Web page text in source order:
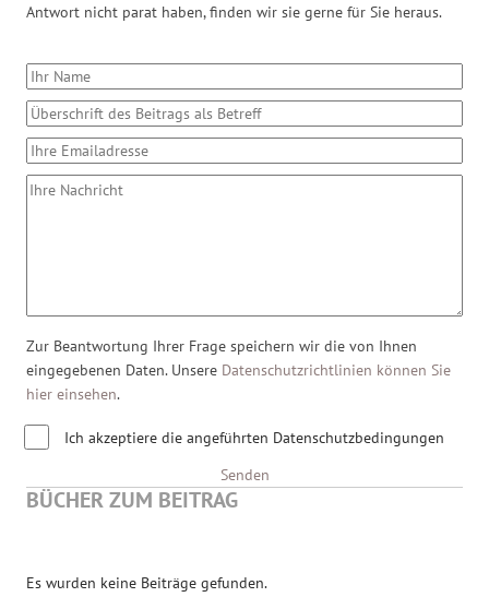
Antwort nicht parat haben, finden wir sie gerne für Sie heraus.
Zur Beantwortung Ihrer Frage speichern wir die von Ihnen
eingegebenen Daten. Unsere Datenschutzrichtlinien können Sie
hier einsehen.
Ich akzeptiere die angeführten Datenschutzbedingungen
Senden
BÜCHER ZUM BEITRAG
Es wurden keine Beiträge gefunden.